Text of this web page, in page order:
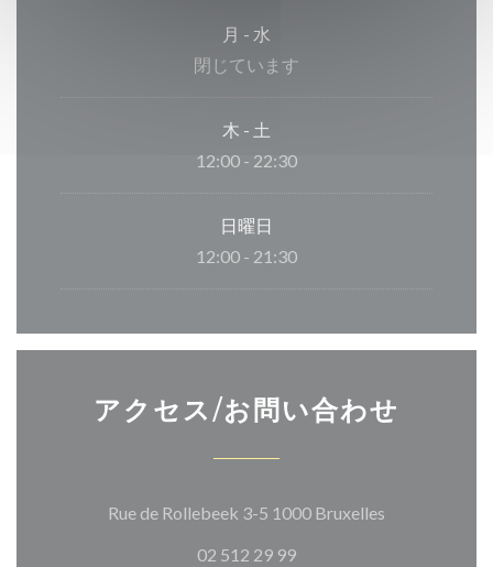
月 - 水
閉じています
木 - 土
12:00 - 22:30
日曜日
12:00 - 21:30
アクセス/お問い合わせ
Rue de Rollebeek 3-5 1000 Bruxelles
02 512 29 99